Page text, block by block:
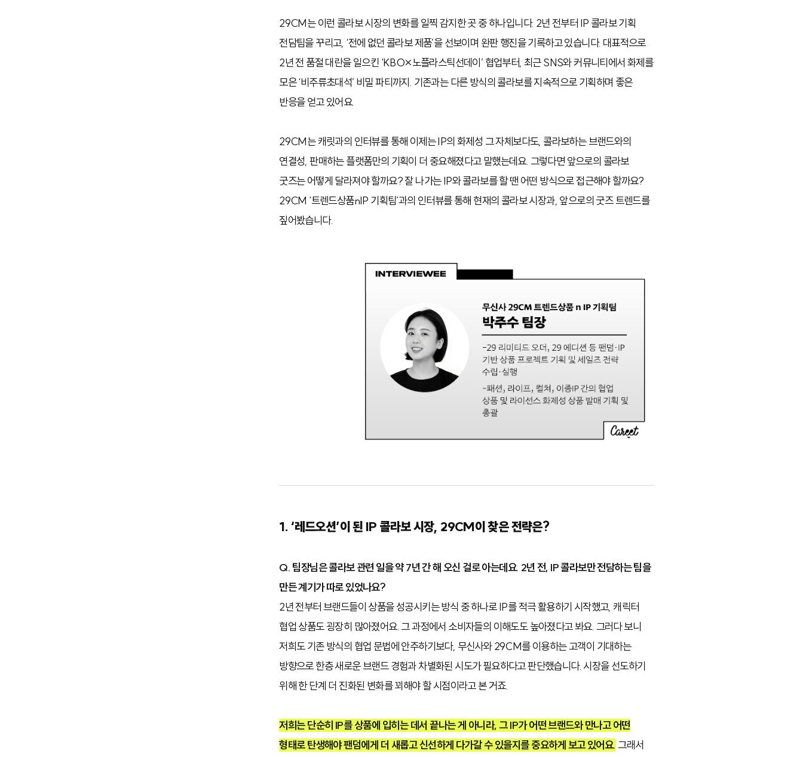
29CM는 이런 콜라보 시장의 변화를 일찍 감지한 곳 중 하나입니다. 2년 전부터 IP 콜라보 기획
전담팀을 꾸리고, ‘전에 없던 콜라보 제품’을 선보이며 완판 행진을 기록하고 있습니다. 대표적으로
2년 전 품절 대란을 일으킨 ‘KBO×노플라스틱선데이’ 협업부터, 최근 SNS와 커뮤니티에서 화제를
모은 ‘비주류초대석’ 비밀 파티까지. 기존과는 다른 방식의 콜라보를 지속적으로 기획하며 좋은
반응을 얻고 있어요.
29CM는 캐릿과의 인터뷰를 통해 이제는 IP의 화제성 그 자체보다도, 콜라보하는 브랜드와의
연결성, 판매하는 플랫폼만의 기획이 더 중요해졌다고 말했는데요. 그렇다면 앞으로의 콜라보
굿즈는 어떻게 달라져야 할까요? 잘 나가는 IP와 콜라보를 할 땐 어떤 방식으로 접근해야 할까요?
29CM ‘트렌드상품nIP 기획팀’과의 인터뷰를 통해 현재의 콜라보 시장과, 앞으로의 굿즈 트렌드를
짚어봤습니다.
1. ‘레드오션’이 된 IP 콜라보 시장, 29CM이 찾은 전략은?
Q. 팀장님은 콜라보 관련 일을 약 7년 간 해 오신 걸로 아는데요. 2년 전, IP 콜라보만 전담하는 팀을
만든 계기가 따로 있었나요?
2년 전부터 브랜드들이 상품을 성공시키는 방식 중 하나로 IP를 적극 활용하기 시작했고, 캐릭터
협업 상품도 굉장히 많아졌어요. 그 과정에서 소비자들의 이해도도 높아졌다고 봐요. 그러다 보니
저희도 기존 방식의 협업 문법에 안주하기보다, 무신사와 29CM를 이용하는 고객이 기대하는
방향으로 한층 새로운 브랜드 경험과 차별화된 시도가 필요하다고 판단했습니다. 시장을 선도하기
위해 한 단계 더 진화된 변화를 꾀해야 할 시점이라고 본 거죠.
저희는 단순히 IP를 상품에 입히는 데서 끝나는 게 아니라, 그 IP가 어떤 브랜드와 만나고 어떤
형태로 탄생해야 팬덤에게 더 새롭고 신선하게 다가갈 수 있을지를 중요하게 보고 있어요. 그래서